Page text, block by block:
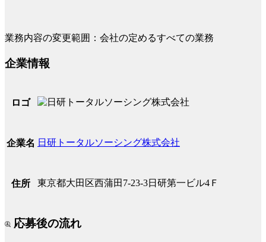
業務内容の変更範囲：会社の定めるすべての業務
企業情報
ロゴ
企業名 日研トータルソーシング株式会社
住所 東京都大田区西蒲田7-23-3日研第一ビル4Ｆ
応募後の流れ